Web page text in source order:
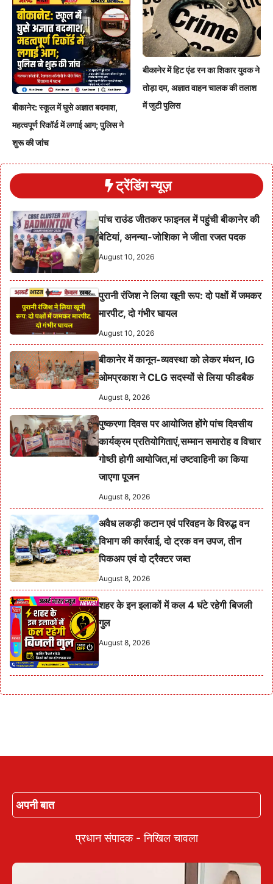
बीकानेर: स्कूल में घुसे अज्ञात बदमाश,
महत्वपूर्ण रिकॉर्ड में लगाई आग; पुलिस ने
शुरू की जांच
बीकानेर में हिट एंड रन का शिकार युवक ने
तोड़ा दम, अज्ञात वाहन चालक की तलाश
में जुटी पुलिस
ट्रेंडिंग न्यूज़
पांच राउंड जीतकर फाइनल में पहुंची बीकानेर की
बेटियां, अनन्या-जोशिका ने जीता रजत पदक
August 10, 2026
पुरानी रंजिश ने लिया खूनी रूप: दो पक्षों में जमकर
मारपीट, दो गंभीर घायल
August 10, 2026
बीकानेर में कानून-व्यवस्था को लेकर मंथन, IG
ओमप्रकाश ने CLG सदस्यों से लिया फीडबैक
August 8, 2026
पुष्करणा दिवस पर आयोजित होंगे पांच दिवसीय
कार्यक्रम प्रतियोगिताएं,सम्मान समारोह व विचार
गोष्ठी होगी आयोजित,मां उष्टवाहिनी का किया
जाएगा पूजन
August 8, 2026
अवैध लकड़ी कटान एवं परिवहन के विरुद्ध वन
विभाग की कार्रवाई, दो ट्रक वन उपज, तीन
पिकअप एवं दो ट्रैक्टर जब्त
August 8, 2026
शहर के इन इलाकों में कल 4 घंटे रहेगी बिजली
गुल
August 8, 2026
अपनी बात
प्रधान संपादक - निखिल चावला